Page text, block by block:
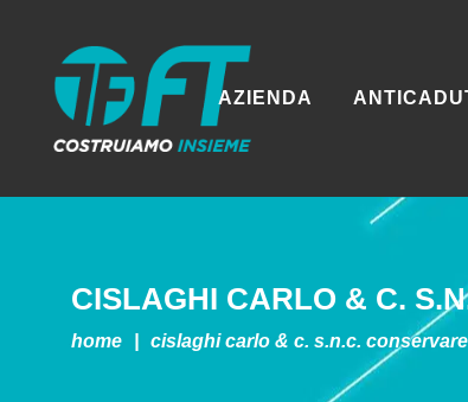
AZIENDA
CISLAGHI CARLO & C.
home cislaghi carlo & c. s.n.c.